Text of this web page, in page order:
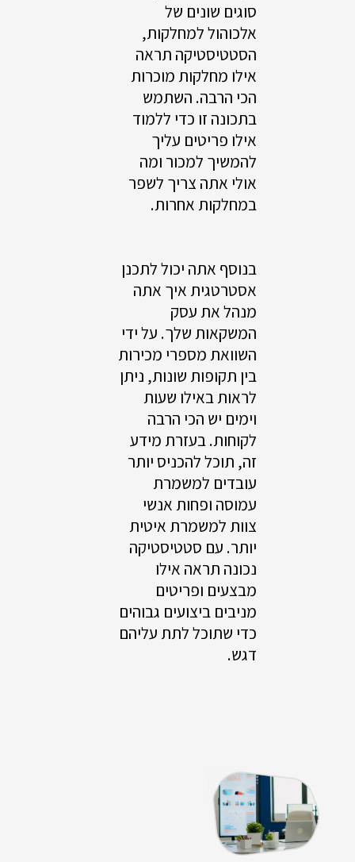
סוגים שונים של
אלכוהול למחלקות,
הסטטיסטיקה תראה
אילו מחלקות מוכרות
הכי הרבה. השתמש
בתכונה זו כדי ללמוד
אילו פריטים עליך
להמשיך למכור ומה
אולי אתה צריך לשפר
במחלקות אחרות.
בנוסף אתה יכול לתכנן
אסטרטגית איך אתה
מנהל את עסק
המשקאות שלך. על ידי
השוואת מספרי מכירות
בין תקופות שונות, ניתן
לראות באילו שעות
וימים יש הכי הרבה
לקוחות. בעזרת מידע
זה, תוכל להכניס יותר
עובדים למשמרת
עמוסה ופחות אנשי
צוות למשמרת איטית
יותר. עם סטטיסטיקה
נכונה תראה אילו
מבצעים ופריטים
מניבים ביצועים גבוהים
כדי שתוכל לתת עליהם
דגש.